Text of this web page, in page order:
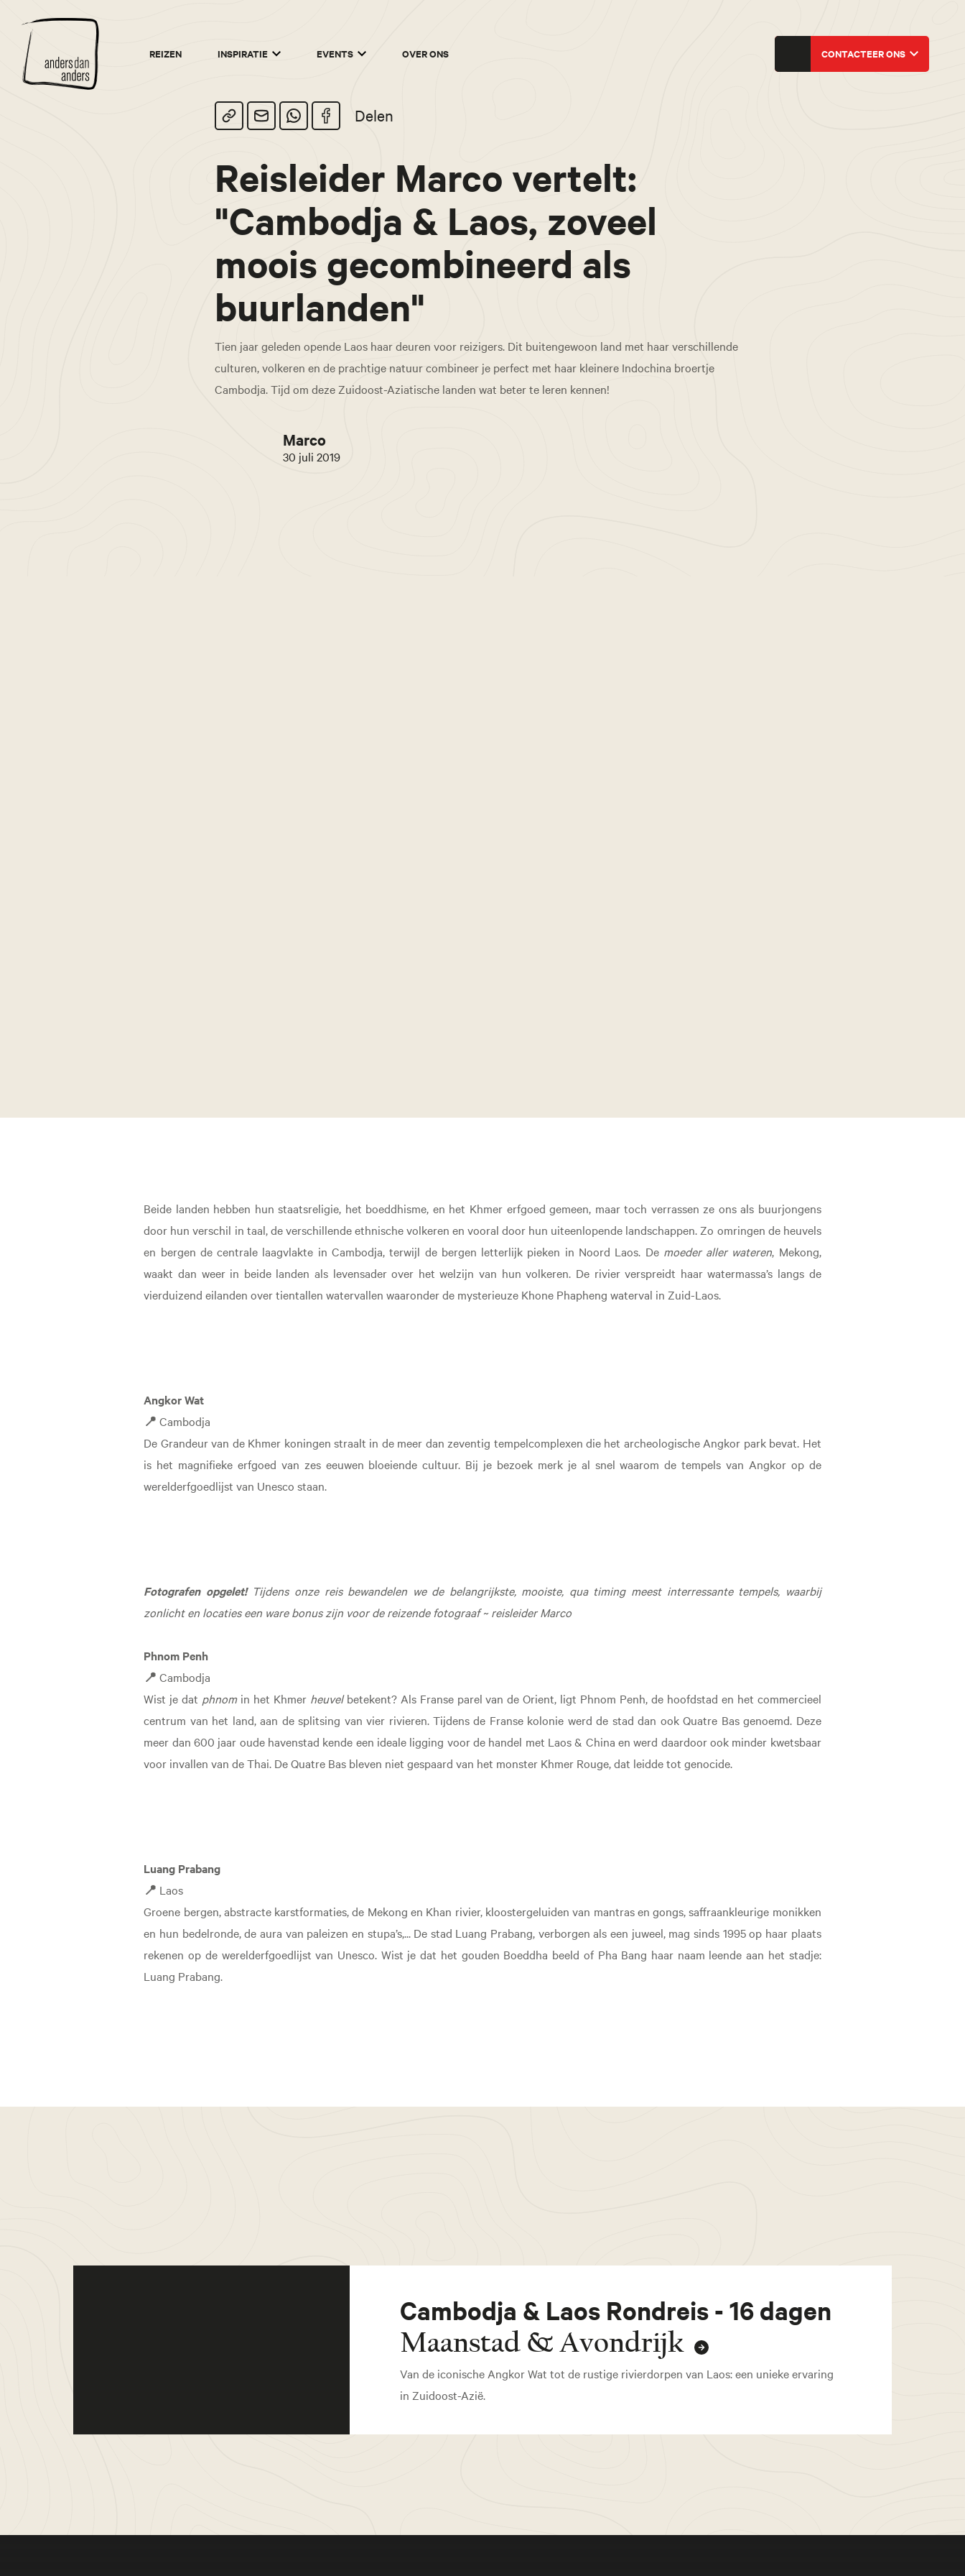
Anders
dan
Anders
REIZEN INSPIRATIE EVENTS OVER ONS CONTACTEER ONS
Delen
Reisleider Marco vertelt:
"Cambodja & Laos, zoveel
moois gecombineerd als
buurlanden"
Tien jaar geleden opende Laos haar deuren voor reizigers. Dit buitengewoon land met haar verschillende
culturen, volkeren en de prachtige natuur combineer je perfect met haar kleinere Indochina broertje
Cambodja. Tijd om deze Zuidoost-Aziatische landen wat beter te leren kennen!
Marco
30 juli 2019
Beide landen hebben hun staatsreligie, het boeddhisme, en het Khmer erfgoed gemeen, maar toch verrassen ze ons als buurjongens
door hun verschil in taal, de verschillende ethnische volkeren en vooral door hun uiteenlopende landschappen. Zo omringen de heuvels
en bergen de centrale laagvlakte in Cambodja, terwijl de bergen letterlijk pieken in Noord Laos. De moeder aller wateren, Mekong,
waakt dan weer in beide landen als levensader over het welzijn van hun volkeren. De rivier verspreidt haar watermassa’s langs de
vierduizend eilanden over tientallen watervallen waaronder de mysterieuze Khone Phapheng waterval in Zuid-Laos.
Angkor Wat
📍Cambodja
De Grandeur van de Khmer koningen straalt in de meer dan zeventig tempelcomplexen die het archeologische Angkor park bevat. Het
is het magnifieke erfgoed van zes eeuwen bloeiende cultuur. Bij je bezoek merk je al snel waarom de tempels van Angkor op de
werelderfgoedlijst van Unesco staan.
Fotografen opgelet!Tijdens onze reis bewandelen we de belangrijkste, mooiste, qua timing meest interressante tempels, waarbij
zonlicht en locaties een ware bonus zijn voor de reizende fotograaf ~ reisleider Marco
Phnom Penh
📍Cambodja
Wist je dat phnomin het Khmer heuvelbetekent? Als Franse parel van de Orient, ligt Phnom Penh, de hoofdstad en het commercieel
centrum van het land, aan de splitsing van vier rivieren. Tijdens de Franse kolonie werd de stad dan ook Quatre Bas genoemd. Deze
meer dan 600 jaar oude havenstad kende een ideale ligging voor de handel met Laos & China en werd daardoor ook minder kwetsbaar
voor invallen van de Thai. De Quatre Bas bleven niet gespaard van het monster Khmer Rouge, dat leidde tot genocide.
Luang Prabang
📍 Laos
Groene bergen, abstracte karstformaties, de Mekong en Khan rivier, kloostergeluiden van mantras en gongs, saffraankleurige monikken
en hun bedelronde, de aura van paleizen en stupa’s,... De stad Luang Prabang, verborgen als een juweel, mag sinds 1995 op haar plaats
rekenen op de werelderfgoedlijst van Unesco. Wist je dat het gouden Boeddha beeld of Pha Bang haar naam leende aan het stadje:
Luang Prabang.
Cambodja & Laos Rondreis - 16 dagen
Maanstad & Avondrijk
Van de iconische Angkor Wat tot de rustige rivierdorpen van Laos: een unieke ervaring
in Zuidoost-Azië.